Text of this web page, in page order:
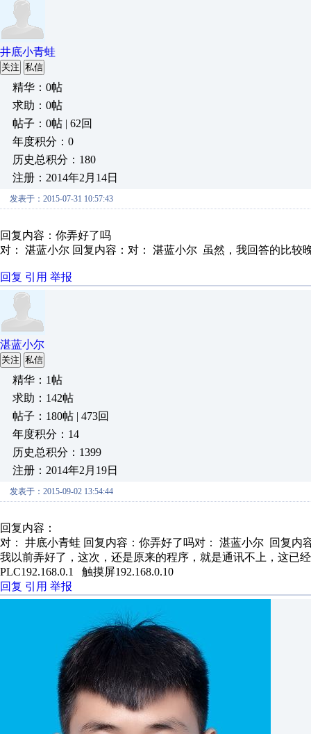
井底小青蛙
关注 私信
精华：0帖
求助：0帖
帖子：0帖 | 62回
年度积分：0
历史总积分：180
注册：2014年2月14日
发表于：2015-07-31 10:57:43
回复内容：你弄好了吗
对： 湛蓝小尔 回复内容：对： 湛蓝小尔 虽然，我回答的比较
回复 引用 举报
湛蓝小尔
关注 私信
精华：1帖
求助：142帖
帖子：180帖 | 473回
年度积分：14
历史总积分：1399
注册：2014年2月19日
发表于：2015-09-02 13:54:44
回复内容：
对： 井底小青蛙 回复内容：你弄好了吗对： 湛蓝小尔 回复内
我以前弄好了，这次，还是原来的程序，就是通讯不上，这已
PLC192.168.0.1 触摸屏192.168.0.10
回复 引用 举报